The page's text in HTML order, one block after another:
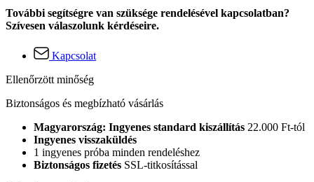
További segítségre van szüksége rendelésével kapcsolatban?
Szívesen válaszolunk kérdéseire.
Kapcsolat
Ellenőrzött minőség
Biztonságos és megbízható vásárlás
Magyarország: Ingyenes standard kiszállítás 22.000 Ft-tól
Ingyenes visszaküldés
1 ingyenes próba minden rendeléshez
Biztonságos fizetés SSL-titkosítással